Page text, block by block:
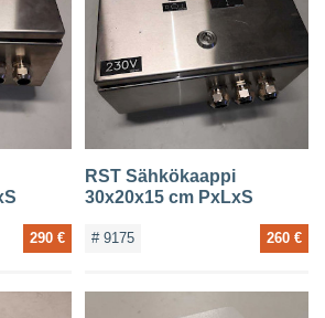
290 €
RST Sähkökaappi
30x20x15 cm PxLxS
# 9175 260 €